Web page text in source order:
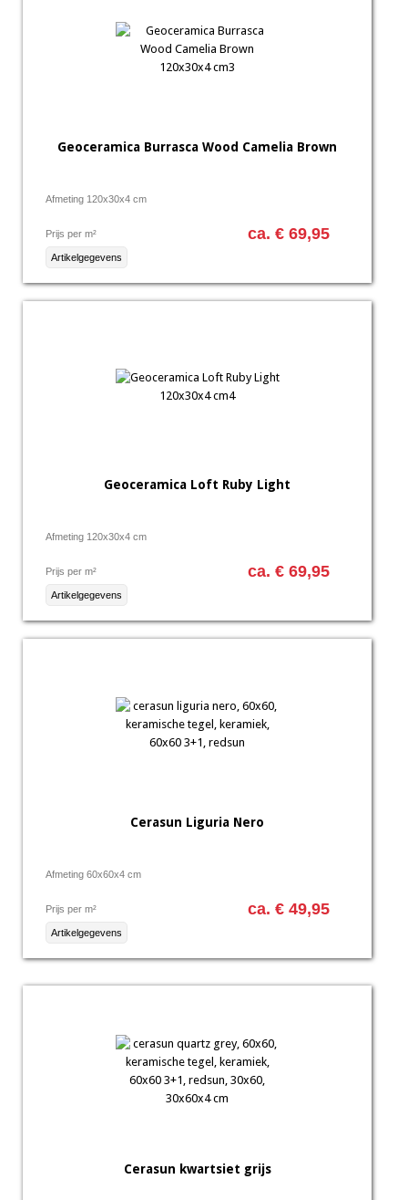
Geoceramica Burrasca Wood Camelia Brown
Afmeting 120x30x4 cm
Prijs per m² ca. € 69,95
Artikelgegevens
Geoceramica Loft Ruby Light
Afmeting 120x30x4 cm
Prijs per m² ca. € 69,95
Artikelgegevens
Cerasun Liguria Nero
Afmeting 60x60x4 cm
Prijs per m² ca. € 49,95
Artikelgegevens
Cerasun kwartsiet grijs